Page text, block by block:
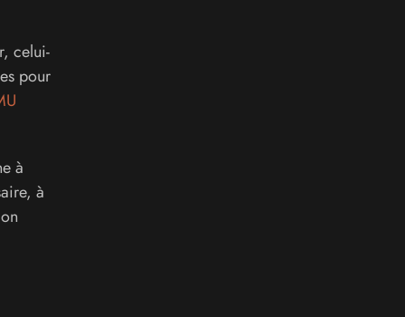
celui-
pour
à
à